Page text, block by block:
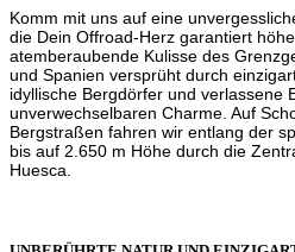
Komm mit uns auf eine
die Dein Offroad-Herz garantiert
atemberaubende Kulisse des
und Spanien versprüht durch
idyllische Bergdörfer und verlassene
unverwechselbaren Charme. Auf
Bergstraßen fahren wir entlang der
bis auf 2.650 m Höhe durch die
Huesca.